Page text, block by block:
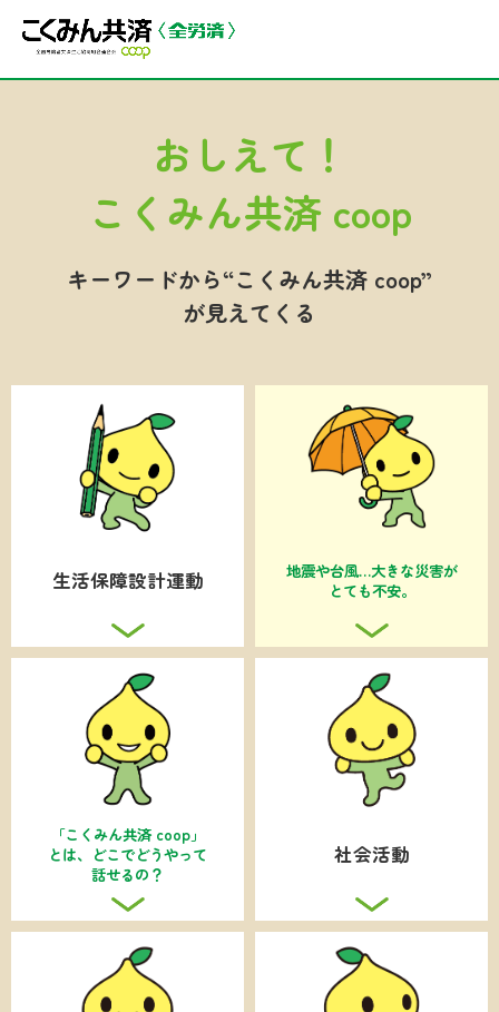
おしえて！
こくみん共済 coop
キーワードから“こくみん共済 coop”
が見えてくる
「せいかつほしょう せっけい
うんどう」ってなに？
地震や台風…大きな災害が
とても不安。
「こくみん共済 coop」
とは、 どこでどうやって
話せるの？
よくすること、
しているの？